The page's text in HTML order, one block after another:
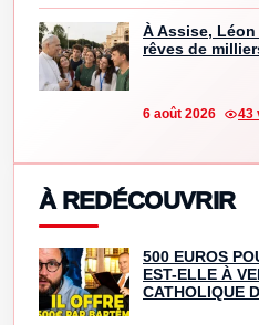
À Assise,
rêves de
6 août 2026 43
À REDÉCOUVRIR
500 EUROS
EST-ELLE À
CATHOLIQUE